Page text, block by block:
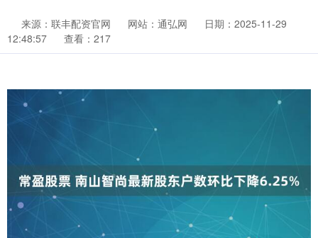
来源：联丰配资官网 网站：通弘网
日期：2025-11-29
12:48:57
查看：217